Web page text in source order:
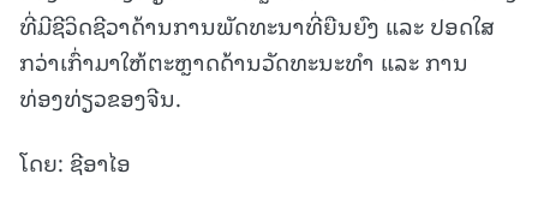
ທີ່ມີຊີວິດຊີວາດ້ານການພັດທະນາທີ່ຍືນຍົງ ແລະ ປອດໃສ
ກວ່າເກົ່າມາໃຫ້ຕະຫຼາດດ້ານວັດທະນະທໍາ ແລະ ການ
ທ່ອງທ່ຽວຂອງຈີນ.
ໂດຍ: ຊີອາໄອ